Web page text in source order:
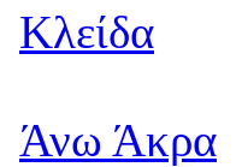
Κλείδα
Άνω Άκρα